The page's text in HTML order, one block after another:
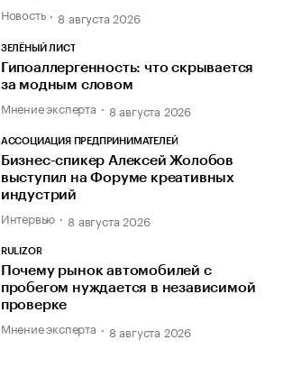
Новость 8 августа 2026
ЗЕЛЁНЫЙ ЛИСТ
Гипоаллергенность: что скрывается
за модным словом
Мнение эксперта 8 августа 2026
АССОЦИАЦИЯ ПРЕДПРИНИМАТЕЛЕЙ
Бизнес-спикер Алексей Жолобов
выступил на Форуме креативных
индустрий
Интервью 8 августа 2026
RULIZOR
Почему рынок автомобилей с
пробегом нуждается в независимой
проверке
Мнение эксперта 8 августа 2026